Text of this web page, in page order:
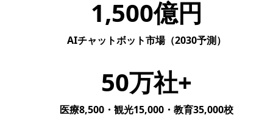
1,500億円
AIチャットボット市場（2030予測）
50万社+
医療8,500・観光15,000・教育35,000校